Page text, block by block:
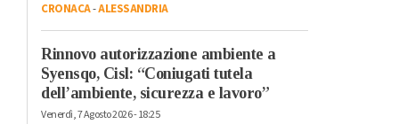
CRONACA-ALESSANDRIA
Rinnovo autorizzazione ambiente a
Syensqo, Cisl: “Coniugati tutela
dell’ambiente, sicurezza e lavoro”
Venerdì, 7 Agosto 2026 - 18:25